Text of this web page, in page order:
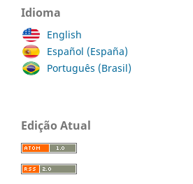
Idioma
English
Español (España)
Português (Brasil)
Edição Atual